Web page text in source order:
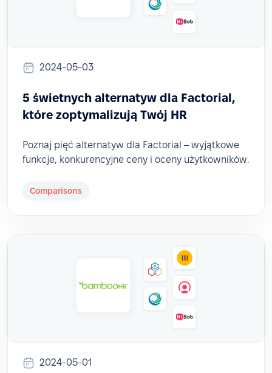
2024-05-03
5 świetnych alternatyw dla Factorial,
które zoptymalizują Twój HR
Poznaj pięć alternatyw dla Factorial – wyjątkowe
funkcje, konkurencyjne ceny i oceny użytkowników.
Comparisons
2024-05-01